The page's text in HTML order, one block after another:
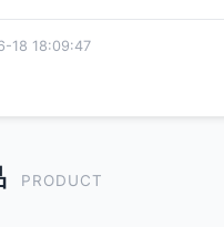
18 18:09:47
PRODUCT